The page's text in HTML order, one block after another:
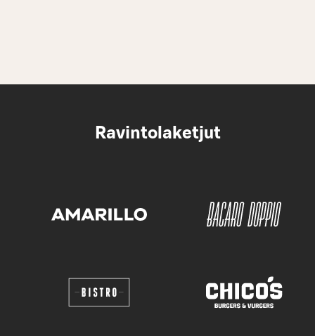
Ravintolaketjut